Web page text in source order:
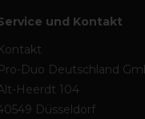
und Kontakt
Duo Deutschland
Heerdt 104
Düsseldorf